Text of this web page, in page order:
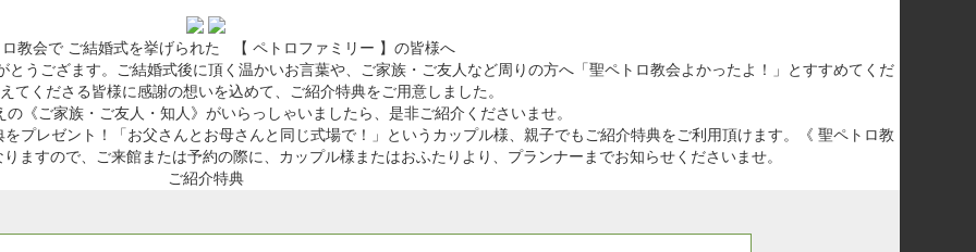
教会で ご結婚式を挙げられた
【 ペトロファミリー 】の皆様へ
うござます。ご結婚式後に頂く温かいお言葉や、ご家族・ご友人など周りの方へ「聖ペトロ教会よかったよ！」とすすめてくだ
てくださる皆様に感謝の想いを込めて、ご紹介特典をご用意しました。
《ご家族・ご友人・知人》がいらっしゃいましたら、是非ご紹介くださいませ。
プレゼント！
「お父さんとお母さんと同じ式場で！」というカップル様、親子でもご紹介特典をご利用頂けます。
《 聖ペトロ教
ますので、ご来館または予約の際に、カップル様またはおふたりより、プランナーまでお知らせくださいませ。
ご紹介特典